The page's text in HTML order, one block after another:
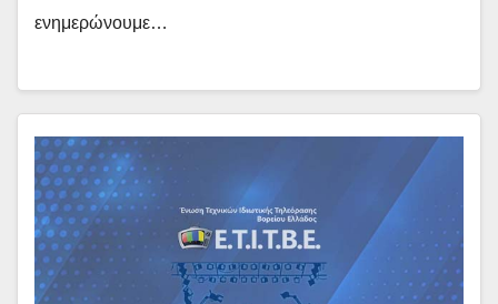
ενημερώνουμε…